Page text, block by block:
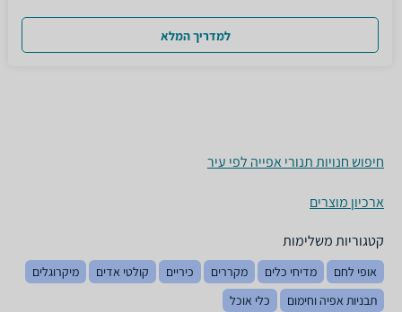
למדריך המלא
חיפוש חנויות תנורי אפייה לפי עיר
ארכיון מוצרים
קטגוריות משלימות
אופי לחם מדיחי כלים מקררים כיריים קולטי אדים
מיקרוגלים
תבניות אפיה וחימום
כלי אוכל